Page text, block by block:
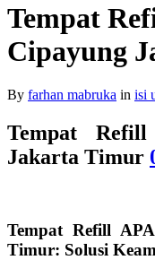
Tempat
Cipayung
By farhan mabruka in isi
Tempat
Jakarta Timur
Tempat Refill
Timur: Solusi